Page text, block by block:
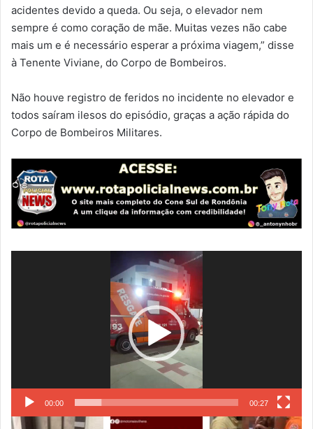
acidentes devido a queda. Ou seja, o elevador nem
sempre é como coração de mãe. Muitas vezes não cabe
mais um e é necessário esperar a próxima viagem,” disse
à Tenente Viviane, do Corpo de Bombeiros.
Não houve registro de feridos no incidente no elevador e
todos saíram ilesos do episódio, graças a ação rápida do
Corpo de Bombeiros Militares.
00:00 00:27